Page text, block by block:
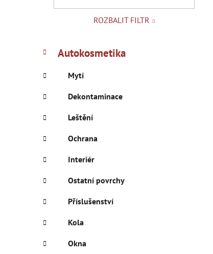
ROZBALIT FILTR
kategorie
a
e
g
o
r
e
Autokosmetika
Mytí
Dekontaminace
Leštění
Ochrana
Interiér
Ostatní povrchy
Příslušenství
Kola
Okna